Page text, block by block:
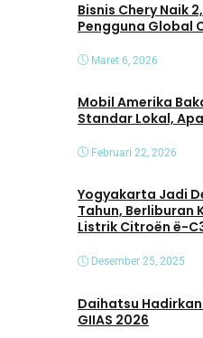
Bisnis Chery Naik
Pengguna Global
Maret 6, 2026
Mobil Amerika
Standar Lokal,
Februari 22, 2026
Yogyakarta Jadi
Tahun, Berliburan
Listrik Citroën ë-
Desember 25, 2025
Daihatsu Hadirkan Tiga
GIIAS 2026